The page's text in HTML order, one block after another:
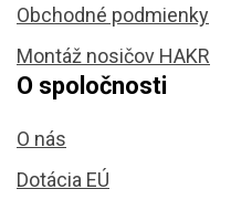
Obchodné podmienky
Montáž nosičov HAKR
O spoločnosti
O nás
Dotácia EÚ